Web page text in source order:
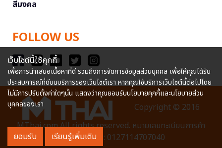
สีมงคล
FOLLOW US
Copyright © 2016
MThai.com All rights reserved. หมายเลขทะเบียนการค้า
อิเล็กทรอนิกส์ : 0127114707040
เว็บไซต์นี้ใช้คุกกี้
เพื่อการนำเสนอเนื้อหาที่ดี รวมถึงการจัดการข้อมูลส่วนบุคคล เพื่อให้คุณได้รับ
ประสบการณ์ที่ดีบนบริการของเว็บไซต์เรา หากคุณใช้บริการเว็บไซต์นี้ต่อไปโดย
ไม่มีการปรับตั้งค่าใดๆนั้น แสดงว่าคุณยอมรับนโยบายคุกกี้และนโยบายส่วน
บุคคลของเรา
ยอมรับ เรียนรู้เพิ่มเติม